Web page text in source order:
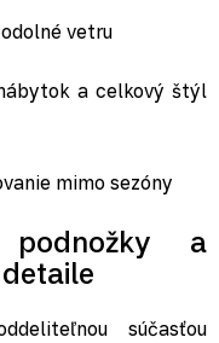
vetru
a celkový štýl
mimo sezóny
podnožky a
súčasťou